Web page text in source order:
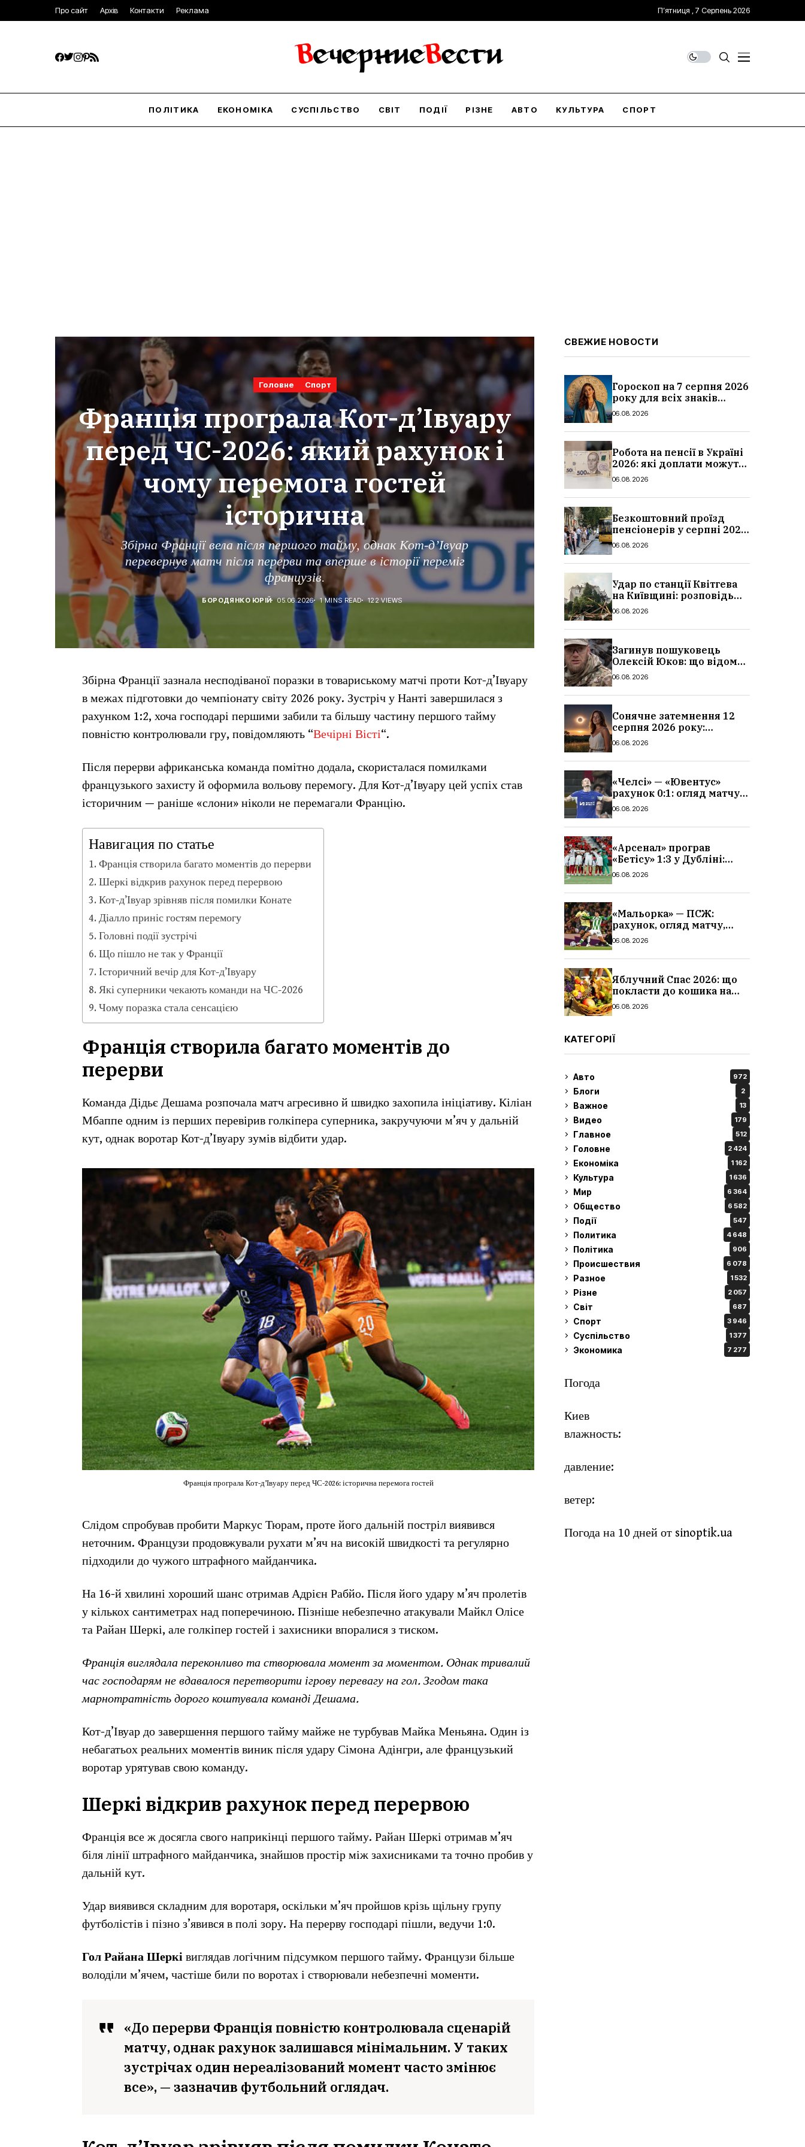
Про сайт Архів Контакти Реклама П’ятниця , 7 Серпень 2026
ПОЛІТИКА ЕКОНОМІКА СУСПІЛЬСТВО СВІТ ПОДІЇ РІЗНЕ АВТО КУЛЬТУРА СПОРТ
Головне Спорт
Франція програла Кот-д’Івуару
перед ЧС-2026: який рахунок і
чому перемога гостей
історична
Збірна Франції вела після першого тайму, однак Кот-д’Івуар
перевернув матч після перерви та вперше в історії переміг
французів.
БОРОДЯНКО ЮРІЙ 05.06.2026 1 MINS READ 122 VIEWS
Збірна Франції зазнала несподіваної поразки в товариському матчі проти Кот-д’Івуару
в межах підготовки до чемпіонату світу 2026 року. Зустріч у Нанті завершилася з
рахунком 1:2, хоча господарі першими забили та більшу частину першого тайму
повністю контролювали гру, повідомляють “Вечірні Вісті“.
Після перерви африканська команда помітно додала, скористалася помилками
французького захисту й оформила вольову перемогу. Для Кот-д’Івуару цей успіх став
історичним — раніше «слони» ніколи не перемагали Францію.
Навигация по статье
Франція створила багато моментів до перерви
Шеркі відкрив рахунок перед перервою
Кот-д’Івуар зрівняв після помилки Конате
Діалло приніс гостям перемогу
Головні події зустрічі
Що пішло не так у Франції
Історичний вечір для Кот-д’Івуару
Які суперники чекають команди на ЧС-2026
Чому поразка стала сенсацією
Франція створила багато моментів до
перерви
Команда Дідьє Дешама розпочала матч агресивно й швидко захопила ініціативу. Кіліан
Мбаппе одним із перших перевірив голкіпера суперника, закручуючи м’яч у дальній
кут, однак воротар Кот-д’Івуару зумів відбити удар.
Франція програла Кот-д’Івуару перед ЧС-2026: історична перемога гостей
Слідом спробував пробити Маркус Тюрам, проте його дальній постріл виявився
неточним. Французи продовжували рухати м’яч на високій швидкості та регулярно
підходили до чужого штрафного майданчика.
На 16-й хвилині хороший шанс отримав Адрієн Рабйо. Після його удару м’яч пролетів
у кількох сантиметрах над поперечиною. Пізніше небезпечно атакували Майкл Олісе
та Райан Шеркі, але голкіпер гостей і захисники впоралися з тиском.
Франція виглядала переконливо та створювала момент за моментом. Однак тривалий
час господарям не вдавалося перетворити ігрову перевагу на гол. Згодом така
марнотратність дорого коштувала команді Дешама.
Кот-д’Івуар до завершення першого тайму майже не турбував Майка Меньяна. Один із
небагатьох реальних моментів виник після удару Сімона Адінгри, але французький
воротар урятував свою команду.
Шеркі відкрив рахунок перед перервою
Франція все ж досягла свого наприкінці першого тайму. Райан Шеркі отримав м’яч
біля лінії штрафного майданчика, знайшов простір між захисниками та точно пробив у
дальній кут.
Удар виявився складним для воротаря, оскільки м’яч пройшов крізь щільну групу
футболістів і пізно з’явився в полі зору. На перерву господарі пішли, ведучи 1:0.
Гол Райана Шеркі виглядав логічним підсумком першого тайму. Французи більше
володіли м’ячем, частіше били по воротах і створювали небезпечні моменти.
«До перерви Франція повністю контролювала сценарій
матчу, однак рахунок залишався мінімальним. У таких
зустрічах один нереалізований момент часто змінює
все», — зазначив футбольний оглядач.
СВЕЖИЕ НОВОСТИ
Гороскоп на 7 серпня 2026
року для всіх знаків
зодіаку: кому пощастить у
06.08.2026
Робота на пенсії в Україні
2026: які доплати можуть
скасувати, про що
06.08.2026
Безкоштовний проїзд
пенсіонерів у серпні 2026
в Україні: де діє пільга,
06.08.2026
Удар по станції Квітгева
на Київщині: розповідь
очевидців, як вісім людей
сталося
06.08.2026
Загинув пошуковець
Олексій Юков: що відомо
про його роботу, хто він
06.08.2026
Сонячне затемнення 12
серпня 2026 року:
гороскоп, кому із знаків
06.08.2026
«Челсі» — «Ювентус»
рахунок 0:1: огляд матчу
та вихід Мудрика
06.08.2026
«Арсенал» програв
«Бетісу» 1:3 у Дубліні:
огляд матчу та всі голи
06.08.2026
«Мальорка» — ПСЖ:
рахунок, огляд матчу,
голи та склад парижан
06.08.2026
Яблучний Спас 2026: що
покласти до кошика на
освячення, які фрукти,
06.08.2026
КАТЕГОРІЇ
Авто 972
Блоги 2
Важное 13
Видео 179
Главное 512
Головне 2 424
Економіка 1 162
Культура 1 636
Мир 6 364
Общество 6 582
Події 547
Политика 4 648
Політика 906
Происшествия 6 078
Разное 1 532
Різне 2 057
Світ 687
Спорт 3 946
Суспільство 1 377
Экономика 7 277
Погода
Киев
влажность:
давление:
ветер:
Погода на 10 дней от sinoptik.ua